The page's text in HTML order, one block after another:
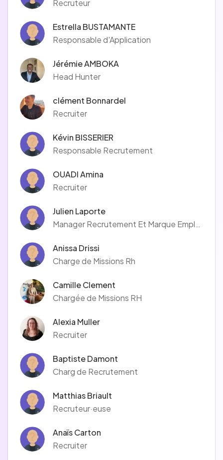
nos clients, notre planète et notre société pour un avenir
plus inclusif et durable.
durablement pour la protection de l'environnement en
tissant un partenariat fort avec l'ONG Surfrider Foundation
Europe, qui lutte contre la pollution marine en France et à
l'international.
Recruteur
Estrella BUSTAMANTE
Responsable d'Application
Jérémie AMBOKA
Head Hunter
clément Bonnardel
Recruiter
Kévin BISSERIER
Responsable Recrutement
OUADI Amina
Recruiter
Julien Laporte
Manager Recrutement Et Marque Employeur
Anissa Drissi
Charge de Missions Rh
Camille Clement
Chargée de Missions RH
Alexia Muller
Recruiter
Baptiste Damont
Charg de Recrutement
Matthias Briault
Recruteur·euse
Anaïs Carton
Recruiter